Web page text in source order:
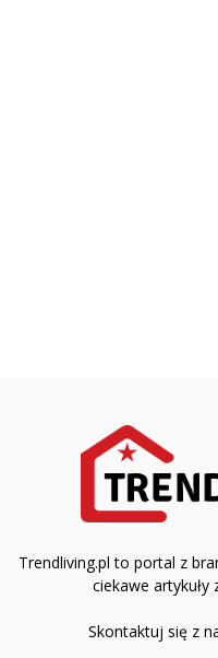
Trendliving.pl to portal z
ciekawe
Skontaktuj się z